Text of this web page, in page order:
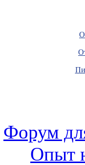
Форум
Опыт